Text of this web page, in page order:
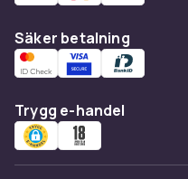
Säker betalning
Trygg e-handel